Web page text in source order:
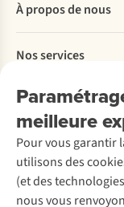
meilleure
Pour vous garantir
utilisons des
(et des
nous vous
Commander
Payer
Livraison
Rétractation d'une
Entretien &
Garantie
Contactez-nous
À propos de nous
Explore More
À propos d’Ayacucho
Nos magasins
À propos
Déclaration
Nos services
Location / Location
Seconde-main
Entretien de ski
Service de lavage
Entretien de
Réparation de
Découvrez
Explore Camp
Gear Check
Expertise & conseils